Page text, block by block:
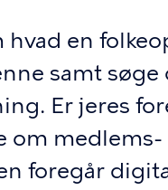
en
samt søge
Er jeres
om
foregår